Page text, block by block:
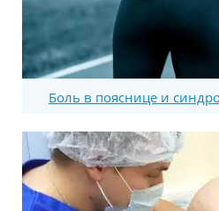
Боль в пояснице и